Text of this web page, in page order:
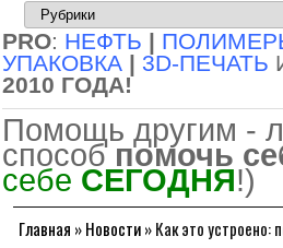
PRO: НЕФТЬ |
УПАКОВКА | 3D-ПЕЧАТЬ
2010 ГОДА!
Помощь другим -
способ помочь
себе СЕГОДНЯ!)
Главная »Новости»Как это устроено: